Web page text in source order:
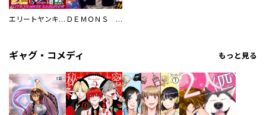
エリートヤンキー三郎 第２部 風雲野望編 超合本版 ＤＥＭＯＮＳ ＳＴＡＲ
ギャグ・コメディ もっと見る